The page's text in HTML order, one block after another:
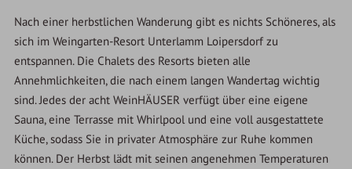
Nach einer herbstlichen Wanderung gibt es nichts Schöneres, als
sich im Weingarten-Resort Unterlamm Loipersdorf zu
entspannen. Die Chalets des Resorts bieten alle
Annehmlichkeiten, die nach einem langen Wandertag wichtig
sind. Jedes der acht WeinHÄUSER verfügt über eine eigene
Sauna, eine Terrasse mit Whirlpool und eine voll ausgestattete
Küche, sodass Sie in privater Atmosphäre zur Ruhe kommen
können. Der Herbst lädt mit seinen angenehmen Temperaturen